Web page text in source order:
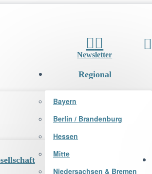
Newsletter
Newsletter
Regional
Bayern
Berlin / Brandenburg
Hessen
Mitte
Niedersachsen & Bremen